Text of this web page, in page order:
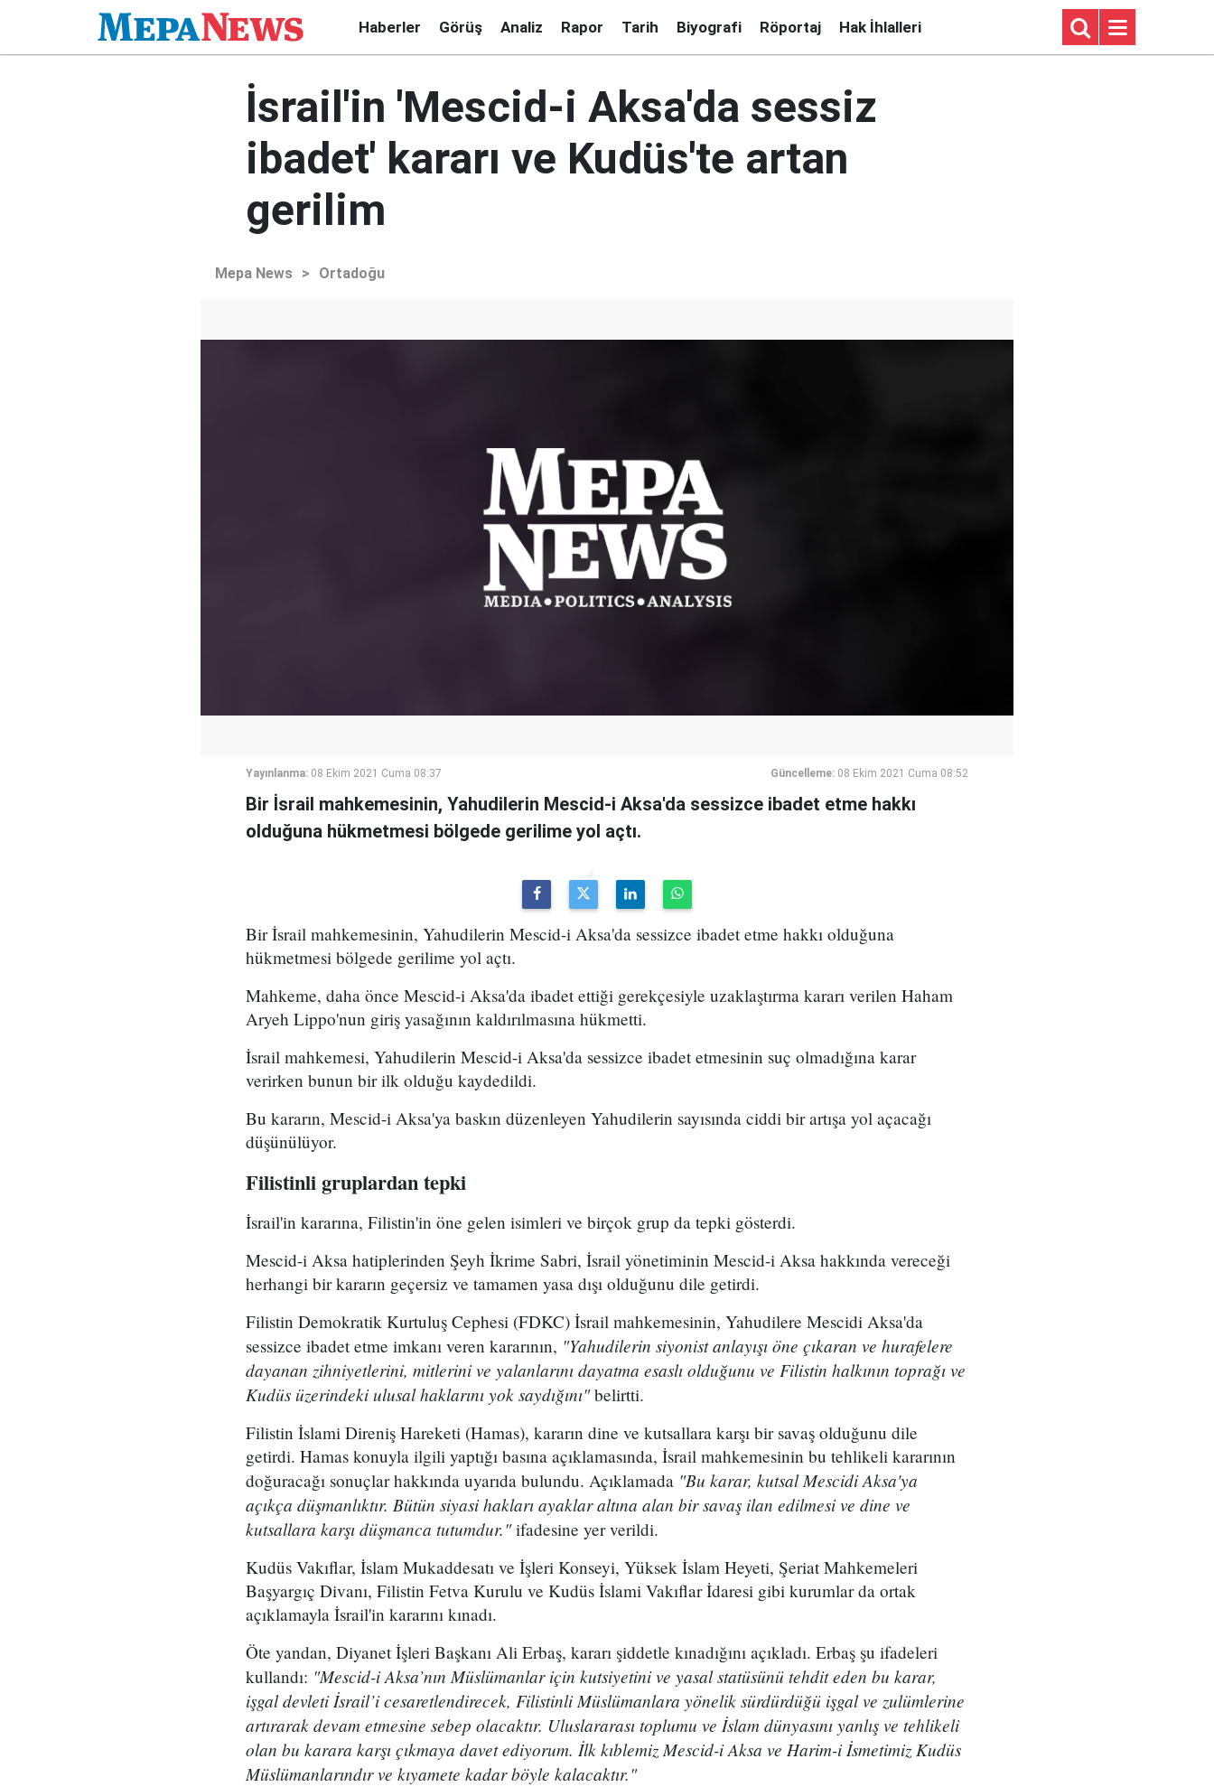
Haberler Görüş Analiz Rapor Tarih Biyografi Röportaj Hak İhlalleri
İsrail'in 'Mescid-i Aksa'da sessiz
ibadet' kararı ve Kudüs'te artan
gerilim
Mepa News > Ortadoğu
Yayınlanma: 08 Ekim 2021 Cuma 08:37 Güncelleme: 08 Ekim 2021 Cuma 08:52
Bir İsrail mahkemesinin, Yahudilerin Mescid-i Aksa'da sessizce ibadet etme hakkı
olduğuna hükmetmesi bölgede gerilime yol açtı.
Bir İsrail mahkemesinin, Yahudilerin Mescid-i Aksa'da sessizce ibadet etme hakkı olduğuna
hükmetmesi bölgede gerilime yol açtı.
Mahkeme, daha önce Mescid-i Aksa'da ibadet ettiği gerekçesiyle uzaklaştırma kararı verilen Haham
Aryeh Lippo'nun giriş yasağının kaldırılmasına hükmetti.
İsrail mahkemesi, Yahudilerin Mescid-i Aksa'da sessizce ibadet etmesinin suç olmadığına karar
verirken bunun bir ilk olduğu kaydedildi.
Bu kararın, Mescid-i Aksa'ya baskın düzenleyen Yahudilerin sayısında ciddi bir artışa yol açacağı
düşünülüyor.
Filistinli gruplardan tepki
İsrail'in kararına, Filistin'in öne gelen isimleri ve birçok grup da tepki gösterdi.
Mescid-i Aksa hatiplerinden Şeyh İkrime Sabri, İsrail yönetiminin Mescid-i Aksa hakkında vereceği
herhangi bir kararın geçersiz ve tamamen yasa dışı olduğunu dile getirdi.
Filistin Demokratik Kurtuluş Cephesi (FDKC) İsrail mahkemesinin, Yahudilere Mescidi Aksa'da
sessizce ibadet etme imkanı veren kararının, "Yahudilerin siyonist anlayışı öne çıkaran ve hurafelere
dayanan zihniyetlerini, mitlerini ve yalanlarını dayatma esaslı olduğunu ve Filistin halkının toprağı ve
Kudüs üzerindeki ulusal haklarını yok saydığını"belirtti.
Filistin İslami Direniş Hareketi (Hamas), kararın dine ve kutsallara karşı bir savaş olduğunu dile
getirdi. Hamas konuyla ilgili yaptığı basına açıklamasında, İsrail mahkemesinin bu tehlikeli kararının
doğuracağı sonuçlar hakkında uyarıda bulundu. Açıklamada "Bu karar, kutsal Mescidi Aksa'ya
açıkça düşmanlıktır. Bütün siyasi hakları ayaklar altına alan bir savaş ilan edilmesi ve dine ve
kutsallara karşı düşmanca tutumdur."ifadesine yer verildi.
Kudüs Vakıflar, İslam Mukaddesatı ve İşleri Konseyi, Yüksek İslam Heyeti, Şeriat Mahkemeleri
Başyargıç Divanı, Filistin Fetva Kurulu ve Kudüs İslami Vakıflar İdaresi gibi kurumlar da ortak
açıklamayla İsrail'in kararını kınadı.
Öte yandan, Diyanet İşleri Başkanı Ali Erbaş, kararı şiddetle kınadığını açıkladı. Erbaş şu ifadeleri
kullandı: "Mescid-i Aksa’nın Müslümanlar için kutsiyetini ve yasal statüsünü tehdit eden bu karar,
işgal devleti İsrail’i cesaretlendirecek, Filistinli Müslümanlara yönelik sürdürdüğü işgal ve zulümlerine
artırarak devam etmesine sebep olacaktır. Uluslararası toplumu ve İslam dünyasını yanlış ve tehlikeli
olan bu karara karşı çıkmaya davet ediyorum. İlk kıblemiz Mescid-i Aksa ve Harim-i İsmetimiz Kudüs
Müslümanlarındır ve kıyamete kadar böyle kalacaktır."